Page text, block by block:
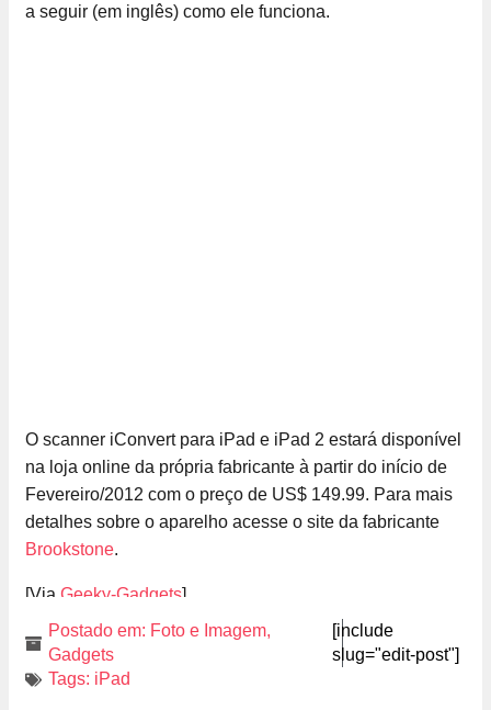
a seguir (em inglês) como ele funciona.
O scanner iConvert para iPad e iPad 2 estará disponível
na loja online da própria fabricante à partir do início de
Fevereiro/2012 com o preço de US$ 149.99. Para mais
detalhes sobre o aparelho acesse o site da fabricante
Brookstone.
[Via Geeky-Gadgets]
Postado em: Foto e Imagem,
Gadgets
Tags: iPad
[include
slug="edit-post"]